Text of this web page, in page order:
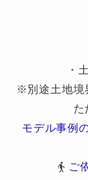
・
※別途土地境
た
モデル事例
ご